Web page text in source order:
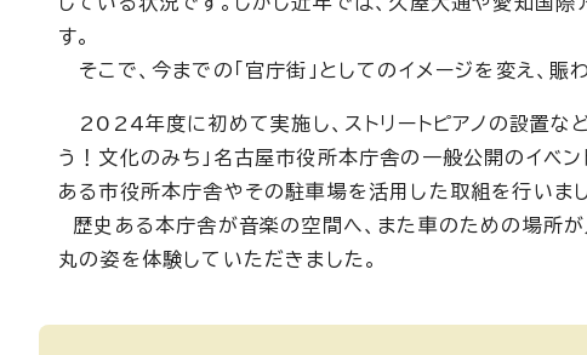
す。
そこで、今までの「官庁街」としてのイメージを変え、賑
2024年度に初めて実施し、ストリートピアノの設置な
う！文化のみち」名古屋市役所本庁舎の一般公開のイベ
ある市役所本庁舎やその駐車場を活用した取組を行いまし
歴史ある本庁舎が音楽の空間へ、また車のための場所
丸の姿を体験していただきました。